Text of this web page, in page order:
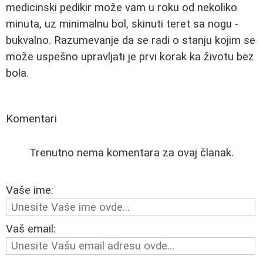
medicinski pedikir može vam u roku od nekoliko
minuta, uz minimalnu bol, skinuti teret sa nogu -
bukvalno. Razumevanje da se radi o stanju kojim se
može uspešno upravljati je prvi korak ka životu bez
bola.
Komentari
Trenutno nema komentara za ovaj članak.
Vaše ime:
Vaš email: